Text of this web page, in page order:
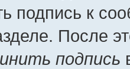
подпись к
После
подпись